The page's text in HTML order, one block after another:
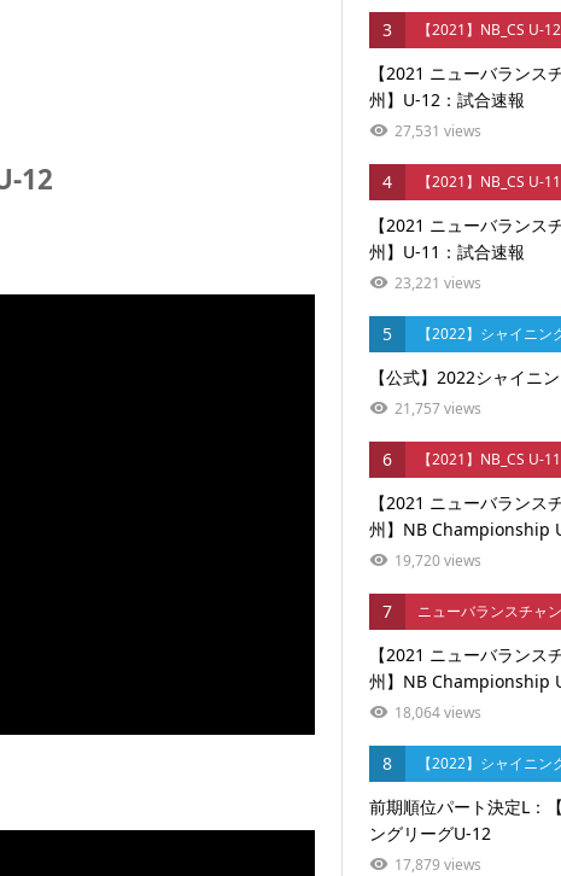
12
3 【2021】NB_CS U-
【2021 ニューバランス
州】U-12：試合速報
27,531 views
4 【2021】NB_CS U-
【2021 ニューバランス
州】U-11：試合速報
23,221 views
5 【2022】シャイニン
【公式】2022シャイニ
21,757 views
6 【2021】NB_CS U-
【2021 ニューバランス
州】NB Championship
19,720 views
7 ニューバランスチャ
【2021 ニューバランス
州】NB Championship
18,064 views
8 【2022】シャイニン
前期順位パート決定L：
ングリーグU-12
17,879 views